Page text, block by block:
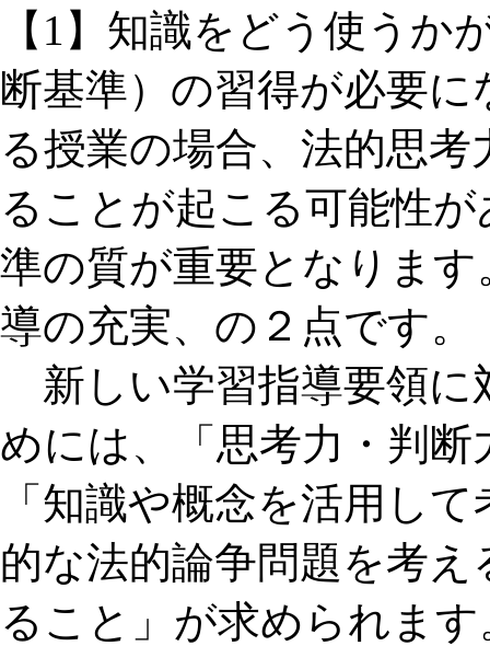
【1】知識をどう使うか
断基準）の習得が必要
る授業の場合、法的思
ることが起こる可能性
準の質が重要となりま
導の充実、の２点です。
新しい学習指導要領に
めには、「思考力・判
「知識や概念を活用し
的な法的論争問題を考
ること」が求められま